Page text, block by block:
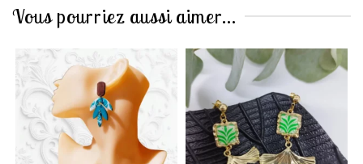
Vous pourriez aussi aimer...